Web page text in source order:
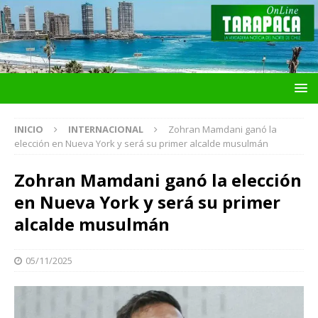
INICIO INTERNACIONAL
Zohran Mamdani ganó la
elección en Nueva York y será su primer alcalde musulmán
Zohran Mamdani ganó la elección
en Nueva York y será su primer
alcalde musulmán
05/11/2025